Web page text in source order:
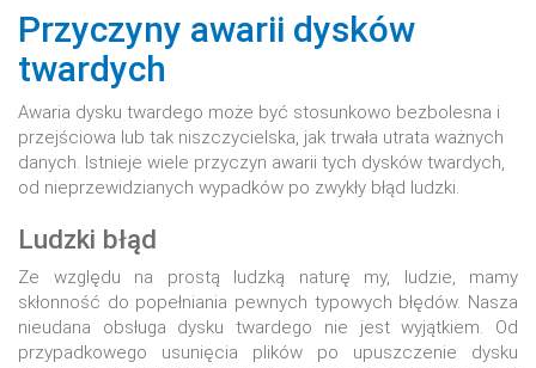
Przyczyny awarii dysków
twardych
Awaria dysku twardego może być stosunkowo bezbolesna i
przejściowa lub tak niszczycielska, jak trwała utrata ważnych
danych. Istnieje wiele przyczyn awarii tych dysków twardych,
od nieprzewidzianych wypadków po zwykły błąd ludzki.
Ludzki błąd
Ze względu na prostą ludzką naturę my, ludzie, mamy
skłonność do popełniania pewnych typowych błędów. Nasza
nieudana obsługa dysku twardego nie jest wyjątkiem. Od
przypadkowego usunięcia plików po upuszczenie dysku